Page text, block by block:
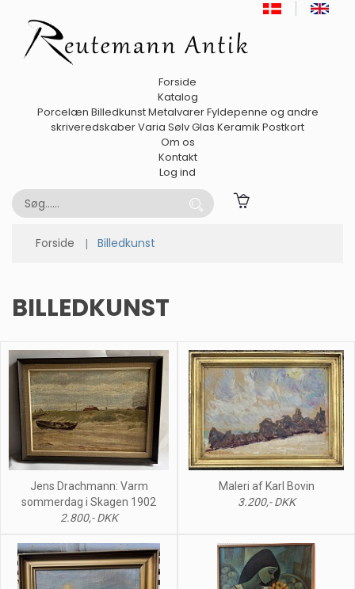
Forside
Katalog
Porcelæn BilledkunstMetalvarerFyldepenne og andre
skriveredskaberVaria SølvGlas Keramik Postkort
Om os
Kontakt
Log ind
Forside Billedkunst
BILLEDKUNST
Jens Drachmann: Varm
sommerdag i Skagen 1902
2.800,- DKK
Maleri af Karl Bovin
3.200,- DKK